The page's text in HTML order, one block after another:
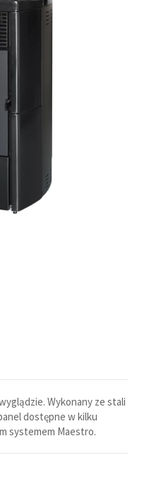
Wykonany ze stali
dostępne w kilku
systemem Maestro.